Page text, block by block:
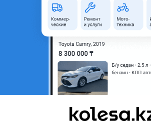
28 предложений
8 990 000 - 10 990 000 ₸
Цены и комплектации
КомплектацииУсть-
Сравнить все комплектации